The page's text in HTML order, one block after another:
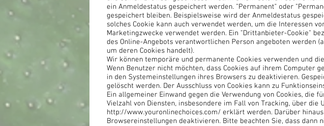
ein Anmeldestatus gespeichert werden. "Permanent" oder
gespeichert bleiben. Beispielsweise wird der Anmeldestatus
solches Cookie kann auch verwendet werden, um die Interessen
Marketingzwecke verwendet werden. Ein "Drittanbieter-Cookie"
des Online-Angebots verantwortlichen Person angeboten werden
um deren Cookies handelt).
Wir können temporäre und permanente Cookies verwenden und
Wenn Benutzer nicht möchten, dass Cookies auf ihrem Computer
in den Systemeinstellungen ihres Browsers zu deaktivieren.
gelöscht werden. Der Ausschluss von Cookies kann zu
Ein allgemeiner Einwand gegen die Verwendung von Cookies,
Vielzahl von Diensten, insbesondere im Fall von Tracking, über die
http://www.youronlinechoices.com/ erklärt werden. Darüber
Browsereinstellungen deaktivieren. Bitte beachten Sie, dass dann